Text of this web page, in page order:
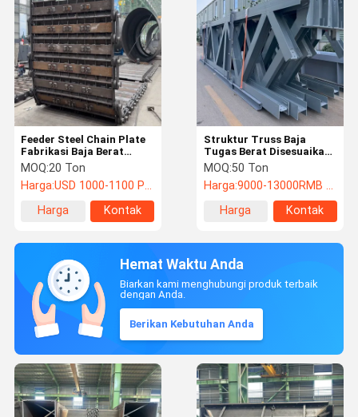
Feeder Steel Chain Plate
Fabrikasi Baja Berat
Conveyor Rantai Custom
MOQ:20 Ton
Harga:USD 1000-1100 PER TON
Harga
Kontak
Struktur Truss Baja
Tugas Berat Disesuaikan
yang Dibuat untuk
Jembatan
MOQ:50 Ton
Harga:9000-13000RMB Per Ton
Harga
Kontak
Hemat Waktu Anda
Biarkan kami menghubungi produk terbaik
dengan Anda.
Berikan Kebutuhan Anda